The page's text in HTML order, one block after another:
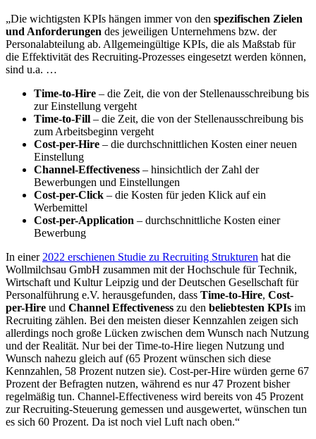
„Die wichtigsten KPIs hängen immer von den spezifischen Zielen
und Anforderungen des jeweiligen Unternehmens bzw. der
Personalabteilung ab. Allgemeingültige KPIs, die als Maßstab für
die Effektivität des Recruiting-Prozesses eingesetzt werden können,
sind u.a. …
Time-to-Hire – die Zeit, die von der Stellenausschreibung bis
zur Einstellung vergeht
Time-to-Fill – die Zeit, die von der Stellenausschreibung bis
zum Arbeitsbeginn vergeht
Cost-per-Hire – die durchschnittlichen Kosten einer neuen
Einstellung
Channel-Effectiveness – hinsichtlich der Zahl der
Bewerbungen und Einstellungen
Cost-per-Click – die Kosten für jeden Klick auf ein
Werbemittel
Cost-per-Application – durchschnittliche Kosten einer
Bewerbung
In einer 2022 erschienen Studie zu Recruiting Strukturen hat die
Wollmilchsau GmbH zusammen mit der Hochschule für Technik,
Wirtschaft und Kultur Leipzig und der Deutschen Gesellschaft für
Personalführung e.V. herausgefunden, dass Time-to-Hire, Cost-
per-Hire und Channel Effectiveness zu den beliebtesten KPIs im
Recruiting zählen. Bei den meisten dieser Kennzahlen zeigen sich
allerdings noch große Lücken zwischen dem Wunsch nach Nutzung
und der Realität. Nur bei der Time-to-Hire liegen Nutzung und
Wunsch nahezu gleich auf (65 Prozent wünschen sich diese
Kennzahlen, 58 Prozent nutzen sie). Cost-per-Hire würden gerne 67
Prozent der Befragten nutzen, während es nur 47 Prozent bisher
regelmäßig tun. Channel-Effectiveness wird bereits von 45 Prozent
zur Recruiting-Steuerung gemessen und ausgewertet, wünschen tun
es sich 60 Prozent. Da ist noch viel Luft nach oben.“